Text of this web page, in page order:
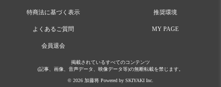
特商法に基づく表示 推奨環境
よくあるご質問 MY PAGE
会員退会
掲載されているすべてのコンテンツ
(記事、画像、音声データ、映像データ等)の無断転載を禁じます。
© 2026 加藤将 Powered by SKIYAKI Inc.